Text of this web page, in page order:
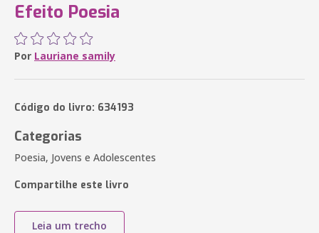
Efeito Poesia
Por Lauriane samily
Código do livro: 634193
Categorias
Poesia, Jovens e Adolescentes
Compartilhe este livro
Leia um trecho